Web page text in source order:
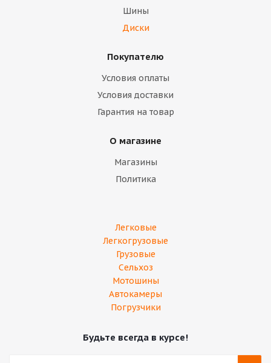
Шины
Диски
Покупателю
Условия оплаты
Условия доставки
Гарантия на товар
О магазине
Магазины
Политика
Легковые
Легкогрузовые
Грузовые
Сельхоз
Мотошины
Автокамеры
Погрузчики
Будьте всегда в курсе!